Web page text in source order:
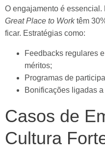
O engajamento é
Great Place to Worktêm
ficar. Estratégias como:
Feedbacks regulares
méritos;
Programas de
Bonificações ligadas
Casos de
Cultura